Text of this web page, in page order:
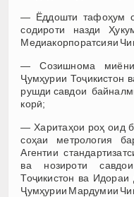
— Ёддошти тафоҳум
содироти назди
Медиакорпоратсияи
— Созишнома
Ҷумҳурии Тоҷикистон
рушди савдои
корӣ;
— Харитаҳои роҳ оид
соҳаи метрология
Агентии
ва нозироти
Тоҷикистон ва Идораи
Ҷумҳурии Мардумии